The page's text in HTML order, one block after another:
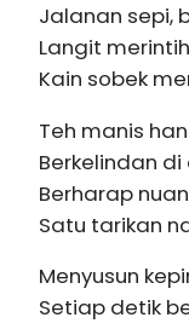
Jalanan sepi,
Langit
Kain sobek
Teh manis
Berkelindan
Berharap
Satu tarikan
Menyusun
Setiap detik